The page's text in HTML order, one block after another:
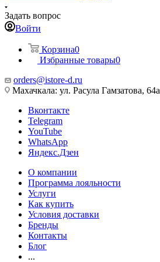
Задать вопрос
Войти
Корзина0
Избранные товары0
orders@istore-d.ru
Махачкала: ул. Расула Гамзатова, 64а
Вконтакте
Telegram
YouTube
WhatsApp
Яндекс.Дзен
О компании
Программа лояльности
Услуги
Как купить
Условия доставки
Бренды
Контакты
Блог
...